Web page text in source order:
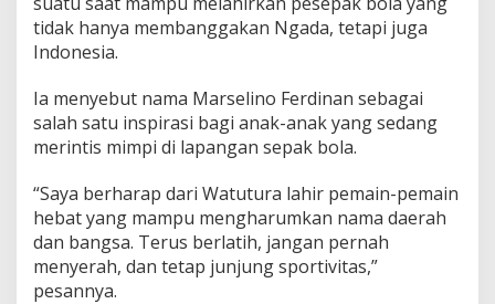
tidak hanya membanggakan Ngada, tetapi juga
Indonesia.
Ia menyebut nama Marselino Ferdinan sebagai
salah satu inspirasi bagi anak-anak yang sedang
merintis mimpi di lapangan sepak bola.
“Saya berharap dari Watutura lahir pemain-pemain
hebat yang mampu mengharumkan nama daerah
dan bangsa. Terus berlatih, jangan pernah
menyerah, dan tetap junjung sportivitas,”
pesannya.